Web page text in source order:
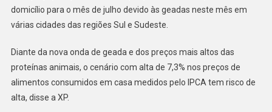
domicílio para o mês de julho devido às geadas neste mês em
várias cidades das regiões Sul e Sudeste.
Diante da nova onda de geada e dos preços mais altos das
proteínas animais, o cenário com alta de 7,3% nos preços de
alimentos consumidos em casa medidos pelo IPCA tem risco de
alta, disse a XP.